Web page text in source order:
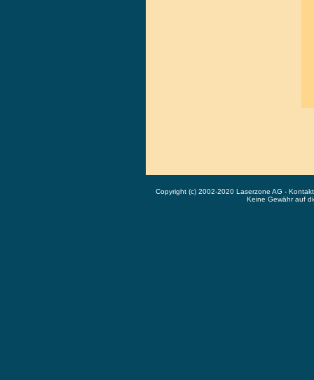
Copyright (c) 2002-2020 Laserzone AG -
Keine Gewähr auf